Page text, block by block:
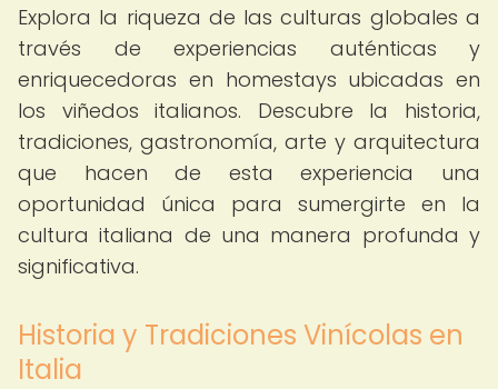
Explora la riqueza de las culturas globales a
través de experiencias auténticas y
enriquecedoras en homestays ubicadas en
los viñedos italianos. Descubre la historia,
tradiciones, gastronomía, arte y arquitectura
que hacen de esta experiencia una
oportunidad única para sumergirte en la
cultura italiana de una manera profunda y
significativa.
Historia y Tradiciones Vinícolas en
Italia